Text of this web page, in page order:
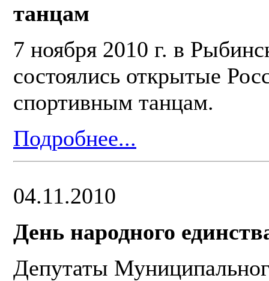
танцам
7 ноября 2010 г. в
состоялись открытые
спортивным танцам.
Подробнее...
04.11.2010
День народного
Депутаты